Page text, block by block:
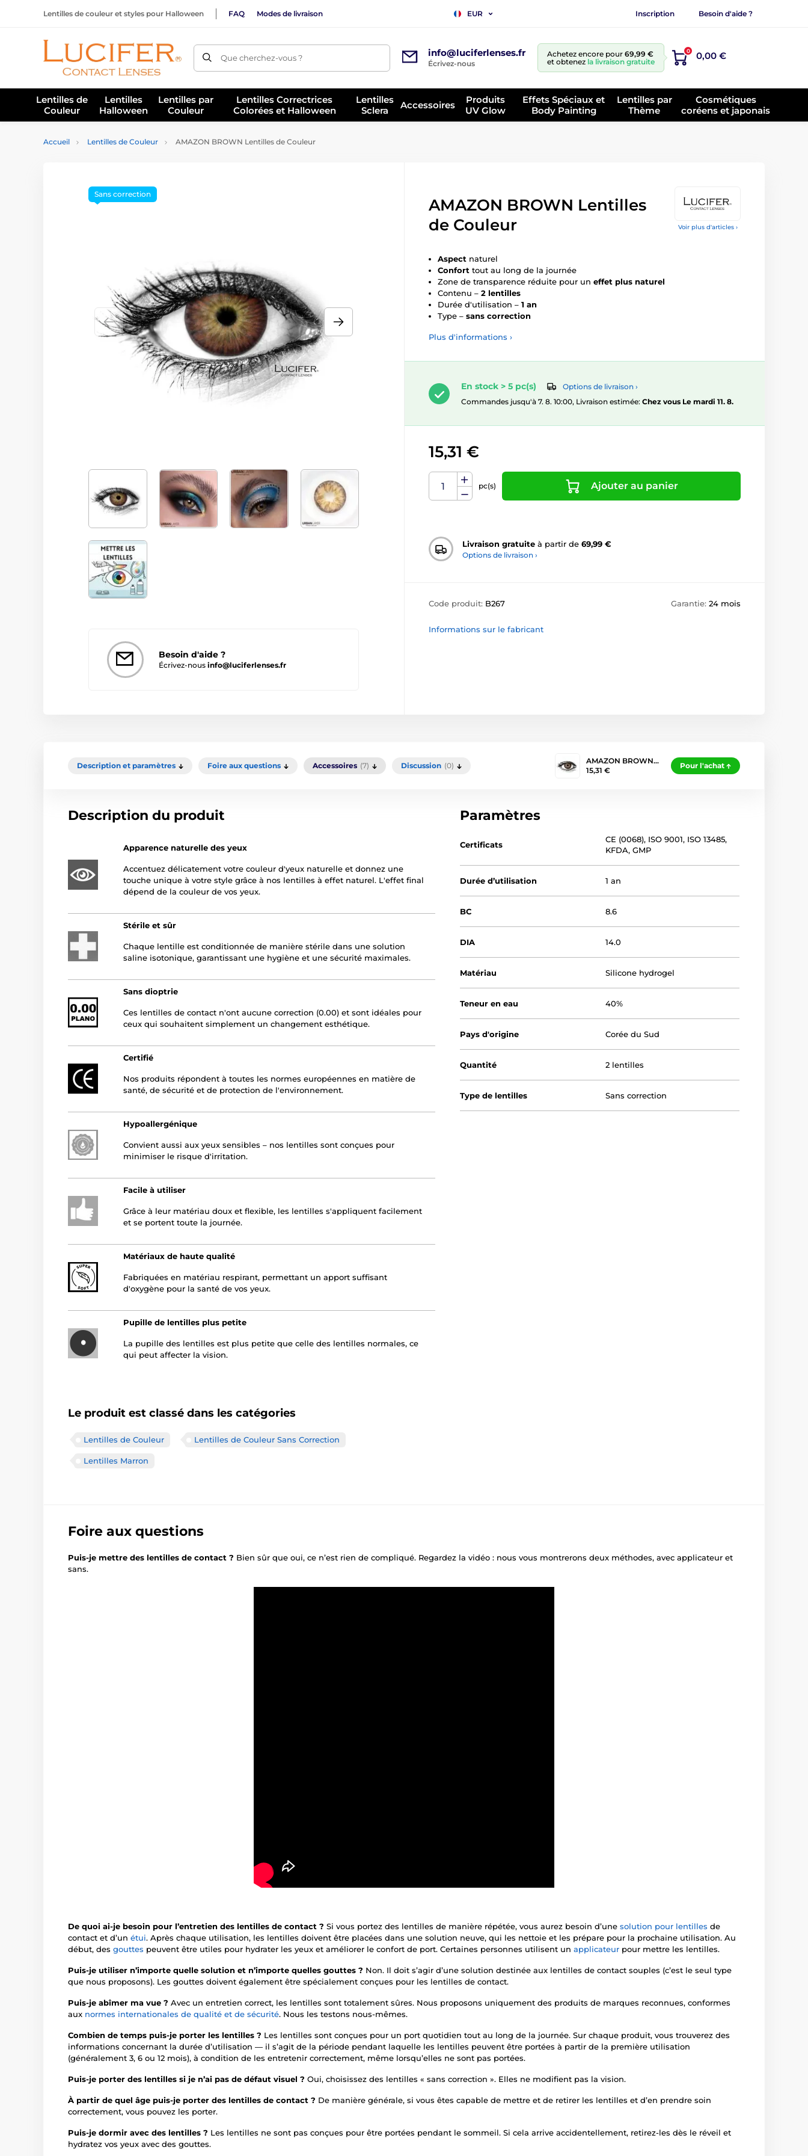
Lentilles de couleur et styles pour Halloween FAQ Modes de livraison EUR Inscription Besoin d'aide ?
Que cherchez-vous ? info@luciferlenses.fr
Écrivez-nous
Achetez encore pour 69,99 €
et obtenez la livraison gratuite
0 0,00 €
Lentilles de
Couleur
Lentilles
Halloween
Lentilles par
Couleur
Lentilles Correctrices
Colorées et Halloween
Lentilles
Sclera
Accessoires
Produits
UV Glow
Effets Spéciaux et
Body Painting
Lentilles par
Thème
Cosmétiques
coréens et japonais
Accueil Lentilles de Couleur AMAZON BROWN Lentilles de Couleur
Voir plus d'articles ›
Besoin d'aide ?
Écrivez-nous info@luciferlenses.fr
Sans correction
AMAZON BROWN Lentilles
de Couleur
Aspect naturel
Confort tout au long de la journée
Zone de transparence réduite pour un effet plus naturel
Contenu – 2 lentilles
Durée d'utilisation – 1 an
Type – sans correction
Plus d'informations ›
En stock > 5 pc(s)
Options de livraison ›
Commandes jusqu'à 7. 8. 10:00, Livraison estimée: Chez vous Le mardi 11. 8.
15,31 €
pc(s) Ajouter au panier
Livraison gratuite à partir de 69,99 €
Options de livraison ›
Code produit: B267 Garantie: 24 mois
Informations sur le fabricant
Description et paramètres Foire aux questions Accessoires (7) Discussion (0)
AMAZON BROWN…
15,31 €
Pour l'achat
Description du produit
Apparence naturelle des yeux
Accentuez délicatement votre couleur d'yeux naturelle et donnez une
touche unique à votre style grâce à nos lentilles à effet naturel. L'effet final
dépend de la couleur de vos yeux.
Stérile et sûr
Chaque lentille est conditionnée de manière stérile dans une solution
saline isotonique, garantissant une hygiène et une sécurité maximales.
Sans dioptrie
Ces lentilles de contact n'ont aucune correction (0.00) et sont idéales pour
ceux qui souhaitent simplement un changement esthétique.
Certifié
Nos produits répondent à toutes les normes européennes en matière de
santé, de sécurité et de protection de l'environnement.
Hypoallergénique
Convient aussi aux yeux sensibles – nos lentilles sont conçues pour
minimiser le risque d'irritation.
Facile à utiliser
Grâce à leur matériau doux et flexible, les lentilles s'appliquent facilement
et se portent toute la journée.
Matériaux de haute qualité
Fabriquées en matériau respirant, permettant un apport suffisant
d'oxygène pour la santé de vos yeux.
Pupille de lentilles plus petite
La pupille des lentilles est plus petite que celle des lentilles normales, ce
qui peut affecter la vision.
Le produit est classé dans les catégories
Lentilles de Couleur Lentilles de Couleur Sans Correction
Lentilles Marron
Paramètres
Certificats
CE (0068), ISO 9001, ISO 13485,
KFDA,GMP
Durée d’utilisation 1 an
BC 8.6
DIA 14.0
Matériau Silicone hydrogel
Teneur en eau 40%
Pays d'origine Corée du Sud
Quantité 2 lentilles
Type de lentilles Sans correction
Foire aux questions
Puis-je mettre des lentilles de contact ? Bien sûr que oui, ce n’est rien de compliqué. Regardez la vidéo : nous vous montrerons deux méthodes, avec applicateur et
sans.
De quoi ai-je besoin pour l’entretien des lentilles de contact ? Si vous portez des lentilles de manière répétée, vous aurez besoin d’une solution pour lentilles de
contact et d’un étui. Après chaque utilisation, les lentilles doivent être placées dans une solution neuve, qui les nettoie et les prépare pour la prochaine utilisation. Au
début, des gouttes peuvent être utiles pour hydrater les yeux et améliorer le confort de port. Certaines personnes utilisent un applicateur pour mettre les lentilles.
Puis-je utiliser n’importe quelle solution et n’importe quelles gouttes ? Non. Il doit s’agir d’une solution destinée aux lentilles de contact souples (c’est le seul type
que nous proposons). Les gouttes doivent également être spécialement conçues pour les lentilles de contact.
Puis-je abîmer ma vue ? Avec un entretien correct, les lentilles sont totalement sûres. Nous proposons uniquement des produits de marques reconnues, conformes
aux normes internationales de qualité et de sécurité. Nous les testons nous-mêmes.
Combien de temps puis-je porter les lentilles ? Les lentilles sont conçues pour un port quotidien tout au long de la journée. Sur chaque produit, vous trouverez des
informations concernant la durée d’utilisation — il s’agit de la période pendant laquelle les lentilles peuvent être portées à partir de la première utilisation
(généralement 3, 6 ou 12 mois), à condition de les entretenir correctement, même lorsqu’elles ne sont pas portées.
Puis-je porter des lentilles si je n’ai pas de défaut visuel ? Oui, choisissez des lentilles « sans correction ». Elles ne modifient pas la vision.
À partir de quel âge puis-je porter des lentilles de contact ? De manière générale, si vous êtes capable de mettre et de retirer les lentilles et d’en prendre soin
correctement, vous pouvez les porter.
Puis-je dormir avec des lentilles ? Les lentilles ne sont pas conçues pour être portées pendant le sommeil. Si cela arrive accidentellement, retirez-les dès le réveil et
hydratez vos yeux avec des gouttes.